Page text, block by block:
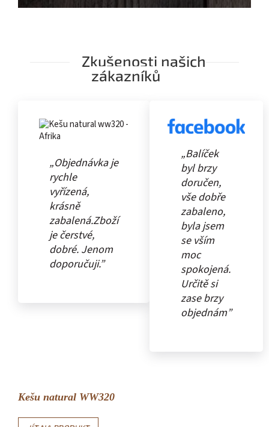
Zkušenosti našich
zákazníků
„Objednávka je
rychle
vyřízená,
krásně
zabalená.Zboží
je čerstvé,
dobré. Jenom
doporučuji.”
„Balíček
byl brzy
doručen,
vše dobře
zabaleno,
byla jsem
se vším
moc
spokojená.
Určitě si
zase brzy
objednám”
Kešu natural WW320